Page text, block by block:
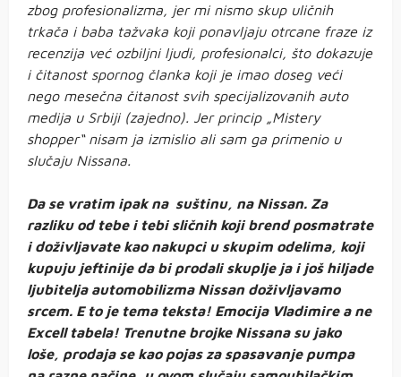
zbog profesionalizma, jer mi nismo skup uličnih
trkača i baba tažvaka koji ponavljaju otrcane fraze iz
recenzija već ozbiljni ljudi, profesionalci, što dokazuje
i čitanost spornog članka koji je imao doseg veći
nego mesečna čitanost svih specijalizovanih auto
medija u Srbiji (zajedno). Jer princip „Mistery
shopper“ nisam ja izmislio ali sam ga primenio u
slučaju Nissana.
Da se vratim ipak na suštinu, na Nissan. Za
razliku od tebe i tebi sličnih koji brend posmatrate
i doživljavate kao nakupci u skupim odelima, koji
kupuju jeftinije da bi prodali skuplje ja i još hiljade
ljubitelja automobilizma Nissan doživljavamo
srcem. E to je tema teksta! Emocija Vladimire a ne
Excell tabela! Trenutne brojke Nissana su jako
loše, prodaja se kao pojas za spasavanje pumpa